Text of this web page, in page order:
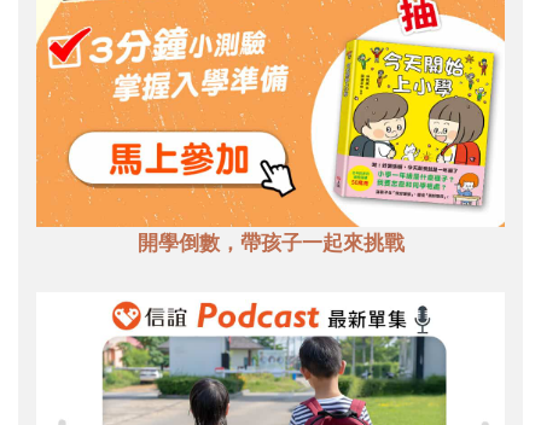
開學倒數，帶孩子一起來挑戰